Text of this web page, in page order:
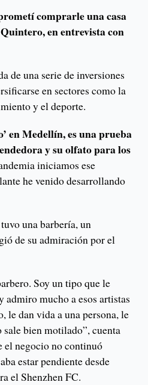
comprarle una casa
en entrevista con
de una serie de inversiones
en sectores como la
y el deporte.
en Medellín, es una prueba
y su olfato para los
iniciamos ese
he venido desarrollando
una barbería, un
de su admiración por el
Soy un tipo que le
admiro mucho a esos artistas
le dan vida a una persona, le
bien motilado”, cuenta
el negocio no continuó
estar pendiente desde
el Shenzhen FC.